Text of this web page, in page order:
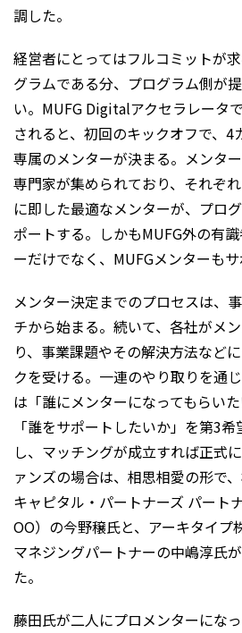
調した。
経営者にとってはフルコミットが
グラムである分、プログラム側が
い。MUFG Digitalアクセラレータ
されると、初回のキックオフで、4
専属のメンターが決まる。メンタ
専門家が集められており、それぞ
に即した最適なメンターが、プロ
ポートする。しかもMUFG外の有
ーだけでなく、MUFGメンターもサ
メンター決定までのプロセスは、
チから始まる。続いて、各社がメ
り、事業課題やその解決方法など
クを受ける。一連のやり取りを通
は「誰にメンターになってもらい
「誰をサポートしたいか」を第3
し、マッチングが成立すれば正式
ァンズの場合は、相思相愛の形で
キャピタル・パートナーズ パート
OO）の今野穣氏と、アーキタイプ
マネジングパートナーの中嶋淳氏
た。
藤田氏が二人にプロメンターにな